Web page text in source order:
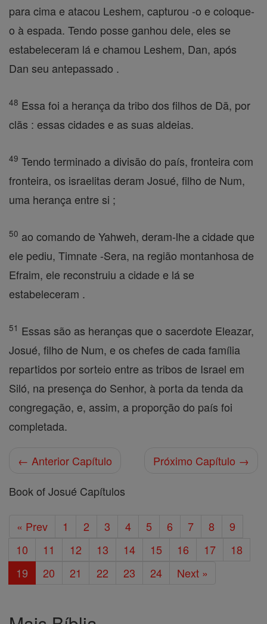
para cima e atacou Leshem, capturou -o e coloque-
o à espada. Tendo posse ganhou dele, eles se
estabeleceram lá e chamou Leshem, Dan, após
Dan seu antepassado .
48 Essa foi a herança da tribo dos filhos de Dã, por
clãs : essas cidades e as suas aldeias.
49 Tendo terminado a divisão do país, fronteira com
fronteira, os israelitas deram Josué, filho de Num,
uma herança entre si ;
50 ao comando de Yahweh, deram-lhe a cidade que
ele pediu, Timnate -Sera, na região montanhosa de
Efraim, ele reconstruiu a cidade e lá se
estabeleceram .
51 Essas são as heranças que o sacerdote Eleazar,
Josué, filho de Num, e os chefes de cada família
repartidos por sorteio entre as tribos de Israel em
Siló, na presença do Senhor, à porta da tenda da
congregação, e, assim, a proporção do país foi
completada.
← Anterior Capítulo
Próximo Capítulo →
Book of Josué Capítulos
« Prev 1 2 3 4 5 6 7 8
9
10
11 12 13 14 15 16 17
18
19
20 21 22 23 24 Next »